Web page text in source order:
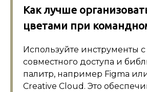
Как лучше
цветами при
Используйте инструменты
совместного доступа и
палитр, например Figma
Creative Cloud. Это